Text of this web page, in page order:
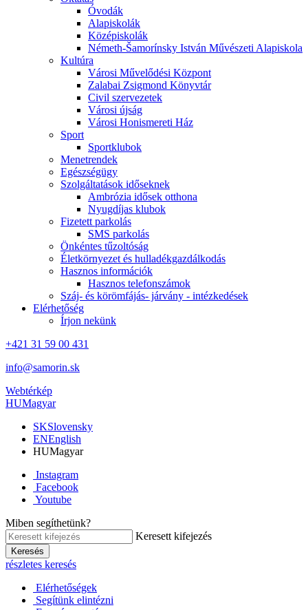
Óvodák
Alapiskolák
Középiskolák
Németh-Šamorínsky István Művészeti Alapiskola
Kultúra
Városi Művelődési Központ
Zalabai Zsigmond Könyvtár
Civil szervezetek
Városi újság
Városi Honismereti Ház
Sport
Sportklubok
Menetrendek
Egészségügy
Szolgáltatások időseknek
Ambrózia idősek otthona
Nyugdíjas klubok
Fizetett parkolás
SMS parkolás
Önkéntes tűzoltóság
Életkörnyezet és hulladékgazdálkodás
Hasznos információk
Hasznos telefonszámok
Száj- és körömfájás- járvány - intézkedések
Elérhetőség
Írjon nekünk
+421 31 59 00 431
info@samorin.sk
Webtérkép
HUMagyar
SKSlovensky
ENEnglish
HUMagyar
Instagram
Facebook
Youtube
Miben segíthetünk?
Keresett kifejezés
Keresés
részletes keresés
Elérhetőségek
Segítünk elintézni